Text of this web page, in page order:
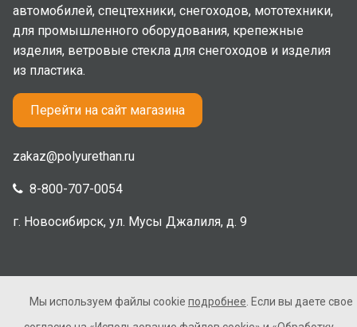
автомобилей, спецтехники, снегоходов, мототехники,
для промышленного оборудования, крепежные
изделия, ветровые стекла для снегоходов и изделия
из пластика.
Перейти на сайт магазина
zakaz@polyurethan.ru
8-800-707-0054
г. Новосибирск, ул. Мусы Джалиля, д. 9
2005-2026 © Полиуретан. Все права защищены. Не
Мы используем файлы cookie подробнее . Если вы даете свое